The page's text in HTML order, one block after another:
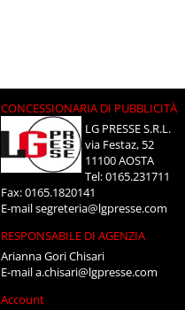
CONCESSIONARIA DI PUBBLICITÀ
LG PRESSE S.R.L.
via Festaz, 52
11100 AOSTA
Tel: 0165.231711
Fax: 0165.1820141
E-mailsegreteria@lgpresse.com
RESPONSABILE DI AGENZIA
Arianna Gori Chisari
E-maila.chisari@lgpresse.com
Account